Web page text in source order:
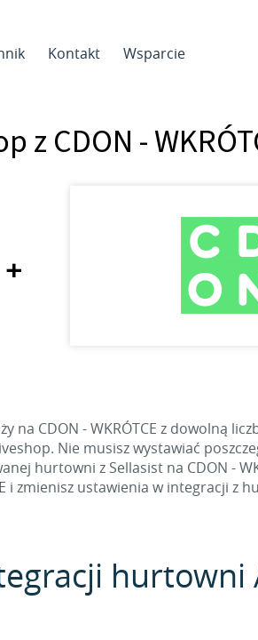
Kontakt Wsparcie
z CDON -
+
CDON - WKRÓTCE z dowolną
Nie musisz wystawiać
hurtowni z Sellasist na CDON -
i zmienisz ustawienia w integracji z
hurtowni